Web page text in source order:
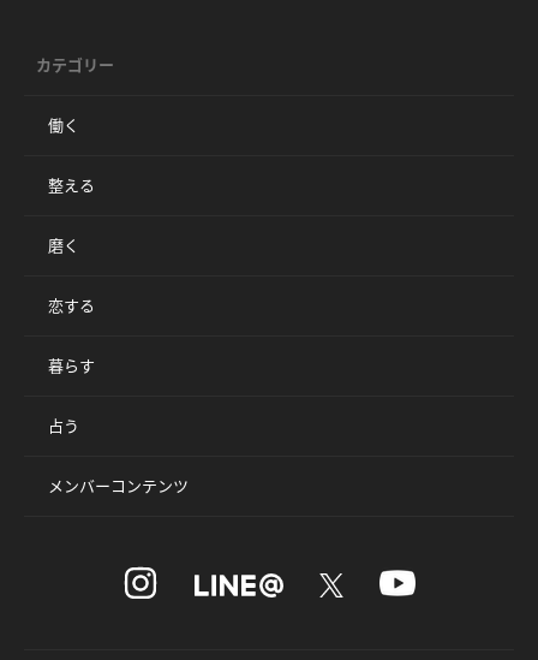
カテゴリー
働く
整える
磨く
恋する
暮らす
占う
メンバーコンテンツ